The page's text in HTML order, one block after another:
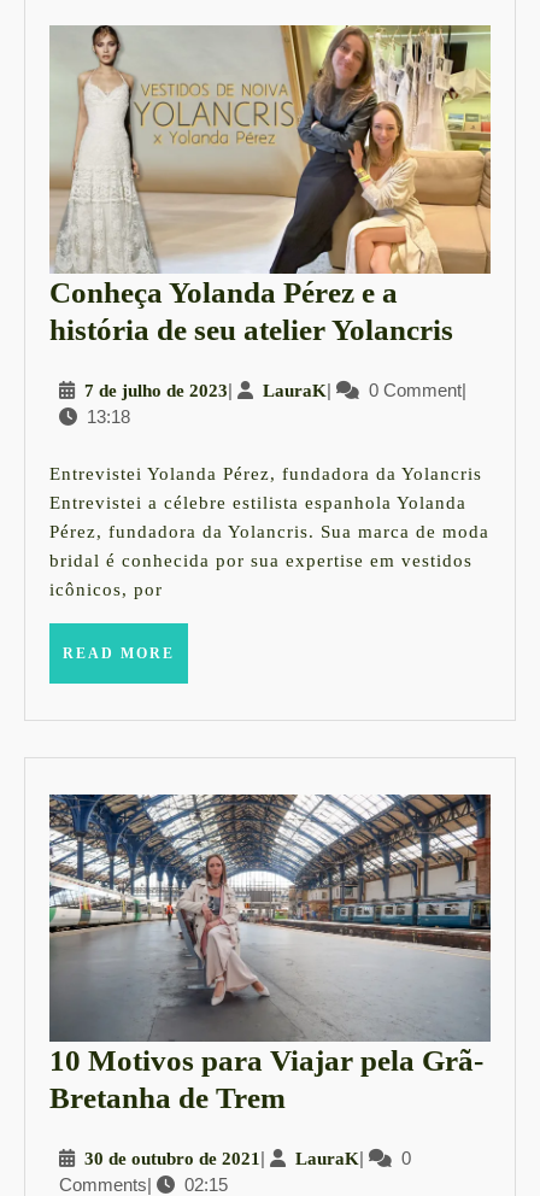
Conheça Yolanda Pérez e a
história de seu atelier Yolancris
Pérez
a
de
7 de julho de 20237
de
2023
| LauraKLauraK
| 0 Comment|
13:18
Entrevistei Yolanda Pérez, fundadora da Yolancris
Entrevistei a célebre estilista espanhola Yolanda
Pérez, fundadora da Yolancris. Sua marca de moda
bridal é conhecida por sua expertise em vestidos
icônicos, por
READ MORE
10 Motivos para Viajar pela Grã-
Bretanha de Trem
para
30 de outubro de 2021 30
| LauraKLauraK
|
0
Comments| 02:15